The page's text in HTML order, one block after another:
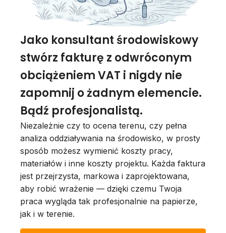
Jako konsultant środowiskowy
stwórz fakturę z odwróconym
obciążeniem VAT i nigdy nie
zapomnij o żadnym elemencie.
Bądź profesjonalistą.
Niezależnie czy to ocena terenu, czy pełna
analiza oddziaływania na środowisko, w prosty
sposób możesz wymienić koszty pracy,
materiałów i inne koszty projektu. Każda faktura
jest przejrzysta, markowa i zaprojektowana,
aby robić wrażenie — dzięki czemu Twoja
praca wygląda tak profesjonalnie na papierze,
jak i w terenie.